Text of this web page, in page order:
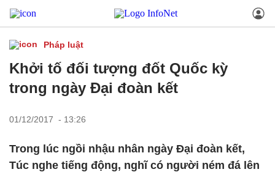
Pháp luật
Khởi tố đối tượng đốt Quốc kỳ
trong ngày Đại đoàn kết
01/12/2017 - 13:26
Trong lúc ngồi nhậu nhân ngày Đại đoàn kết,
Túc nghe tiếng động, nghĩ có người ném đá lên